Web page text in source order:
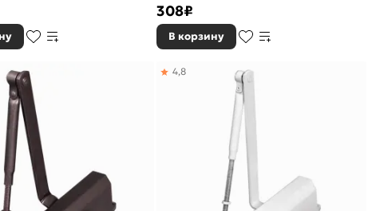
308₽
В корзину
4,8